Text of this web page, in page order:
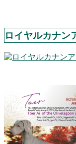
ロイヤルカナン